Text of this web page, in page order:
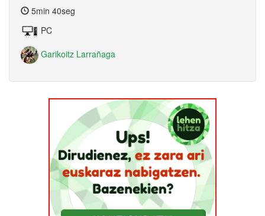
5min 40seg
PC
Garikoitz Larrañaga